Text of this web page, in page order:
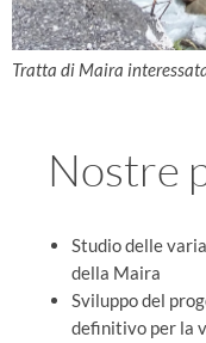
Tratta di Maira
Nostre
Studio delle
della Maira
Sviluppo del
definitivo per la